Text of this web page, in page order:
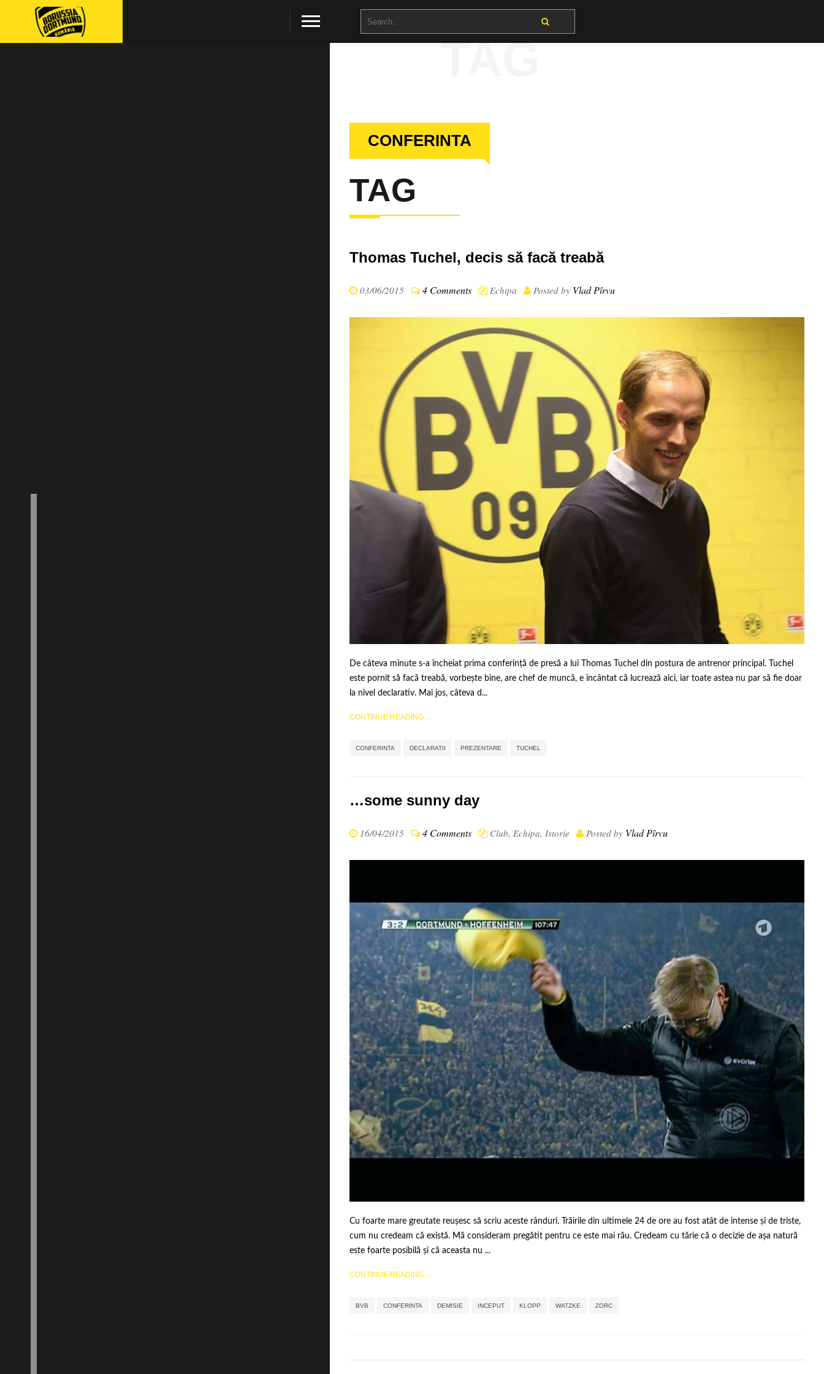
TAG
CONFERINTA
TAG
Thomas Tuchel, decis să facă treabă
03/06/2015 4 Comments Echipa Posted by Vlad Pîrvu
De câteva minute s-a încheiat prima conferință de presă a lui Thomas Tuchel din postura de antrenor principal. Tuchel
este pornit să facă treabă, vorbește bine, are chef de muncă, e încântat că lucrează aici, iar toate astea nu par să fie doar
la nivel declarativ. Mai jos, câteva d...
CONTINUE READING ...
CONFERINTA DECLARATII PREZENTARE TUCHEL
…some sunny day
16/04/2015 4 Comments Club, Echipa, Istorie Posted by Vlad Pîrvu
Cu foarte mare greutate reușesc să scriu aceste rânduri. Trăirile din ultimele 24 de ore au fost atât de intense și de triste,
cum nu credeam că există. Mă consideram pregătit pentru ce este mai rău. Credeam cu tărie că o decizie de așa natură
este foarte posibilă și că aceasta nu ...
CONTINUE READING ...
BVB CONFERINTA DEMISIE INCEPUT KLOPP WATZKE ZORC